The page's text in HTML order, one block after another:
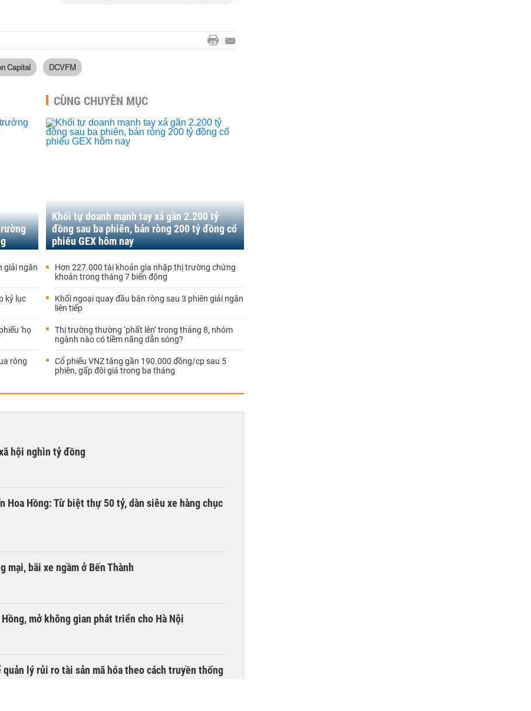
Capital DCVFM
giải ngân
kỷ lục
'họ
ròng
CÙNG CHUYÊN MỤC
Khối tự doanh mạnh tay xả gần 2.200 tỷ
đồng sau ba phiên, bán ròng 200 tỷ đồng cổ
phiếu GEX hôm nay
Hơn 227.000 tài khoản gia nhập thị trường chứng
khoán trong tháng 7 biến động
Khối ngoại quay đầu bán ròng sau 3 phiên giải ngân
liên tiếp
Thị trường thường ‘phất lên’ trong tháng 8, nhóm
ngành nào có tiềm năng dẫn sóng?
Cổ phiếu VNZ tăng gần 190.000 đồng/cp sau 5
phiên, gấp đôi giá trong ba tháng
hội nghìn tỷ đồng
Hoa Hồng: Từ biệt thự 50 tỷ, dàn siêu xe hàng chục
mại, bãi xe ngầm ở Bến Thành
mở không gian phát triển cho Hà Nội
lý rủi ro tài sản mã hóa theo cách truyền thống